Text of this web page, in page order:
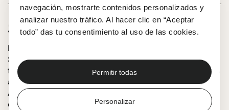
navegación, mostrarte contenidos personalizados y
analizar nuestro tráfico. Al hacer clic en “Aceptar
todo” das tu consentimiento al uso de las cookies.
Permitir todas
Personalizar
SOBRE EL GRUPO
El Coro Marinero Manín de Lastres fue creado en 1977.
Sus actuaciones se han llevado a cabo,
fundamentalmente, en la cornisa cantábrica y sus salidas
al extranjero han sido a Francia, Bélgica, Luxemburgo,
Alemania e Italia, avalando así la calidad de sus
conciertos e interpretaciones.